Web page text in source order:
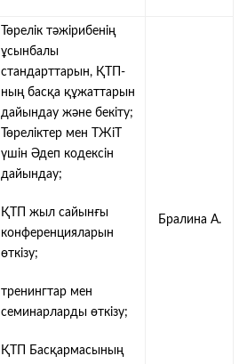
Төрелік тәжірибенің
ұсынбалы
стандарттарын, ҚТП-
ның басқа құжаттарын
дайындау және бекіту;
Төреліктер мен ТЖіТ
үшін Әдеп кодексін
дайындау;
ҚТП жыл сайынғы
конференцияларын
өткізу;
тренингтар мен
семинарларды өткізу;
ҚТП Басқармасының
Бралина А.